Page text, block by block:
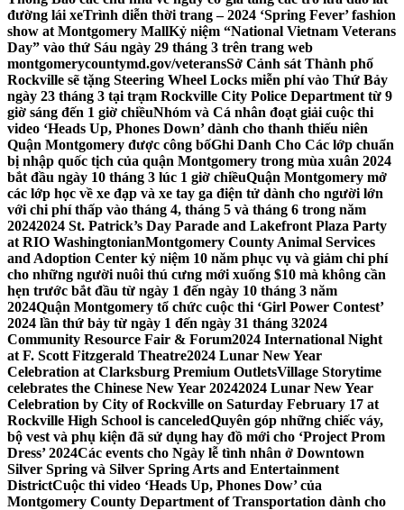
đường lái xeTrình diễn thời trang – 2024 ‘Spring Fever’ fashion
show at Montgomery MallKỷ niệm “National Vietnam Veterans
Day” vào thứ Sáu ngày 29 tháng 3 trên trang web
montgomerycountymd.gov/veteransSở Cảnh sát Thành phố
Rockville sẽ tặng Steering Wheel Locks miễn phí vào Thứ Bảy
ngày 23 tháng 3 tại trạm Rockville City Police Department từ 9
giờ sáng đến 1 giờ chiềuNhóm và Cá nhân đoạt giải cuộc thi
video ‘Heads Up, Phones Down’ dành cho thanh thiếu niên
Quận Montgomery được công bốGhi Danh Cho Các lớp chuẩn
bị nhập quốc tịch của quận Montgomery trong mùa xuân 2024
bắt đầu ngày 10 tháng 3 lúc 1 giờ chiềuQuận Montgomery mở
các lớp học về xe đạp và xe tay ga điện tử dành cho người lớn
với chi phí thấp vào tháng 4, tháng 5 và tháng 6 trong năm
20242024 St. Patrick’s Day Parade and Lakefront Plaza Party
at RIO WashingtonianMontgomery County Animal Services
and Adoption Center kỷ niệm 10 năm phục vụ và giảm chi phí
cho những người nuôi thú cưng mới xuống $10 mà không cần
hẹn trước bắt đầu từ ngày 1 đến ngày 10 tháng 3 năm
2024Quận Montgomery tổ chức cuộc thi ‘Girl Power Contest’
2024 lần thứ bảy từ ngày 1 đến ngày 31 tháng 32024
Community Resource Fair & Forum2024 International Night
at F. Scott Fitzgerald Theatre2024 Lunar New Year
Celebration at Clarksburg Premium OutletsVillage Storytime
celebrates the Chinese New Year 20242024 Lunar New Year
Celebration by City of Rockville on Saturday February 17 at
Rockville High School is canceledQuyên góp những chiếc váy,
bộ vest và phụ kiện đã sử dụng hay đồ mới cho ‘Project Prom
Dress’ 2024Các events cho Ngày lễ tình nhân ở Downtown
Silver Spring và Silver Spring Arts and Entertainment
DistrictCuộc thi video ‘Heads Up, Phones Dow’ của
Montgomery County Department of Transportation dành cho